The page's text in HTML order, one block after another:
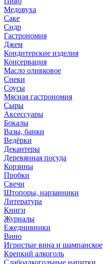
Медовуха
Саке
Сидр
Гастрономия
Джем
Кондитерские изделия
Консервация
Масло оливковое
Снеки
Соусы
Мясная гастрономия
Сыры
Аксессуары
Бокалы
Вазы, банки
Ведёрки
Декантеры
Деревянная посуда
Корзины
Пробки
Свечи
Штопоры, нарзанники
Литература
Книги
Журналы
Ежеднивники
Вино
Игристые вина и шампанское
Крепкий алкоголь
Слабоалкогольные напитки